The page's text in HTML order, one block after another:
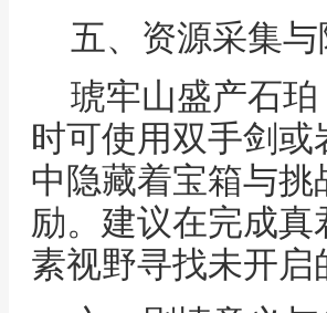
五、资源采集
琥牢山盛产石
时可使用双手剑
中隐藏着宝箱与
励。建议在完成
素视野寻找未开